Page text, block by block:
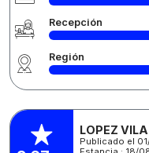
Recepción
Región
LOPEZ
Publicado el